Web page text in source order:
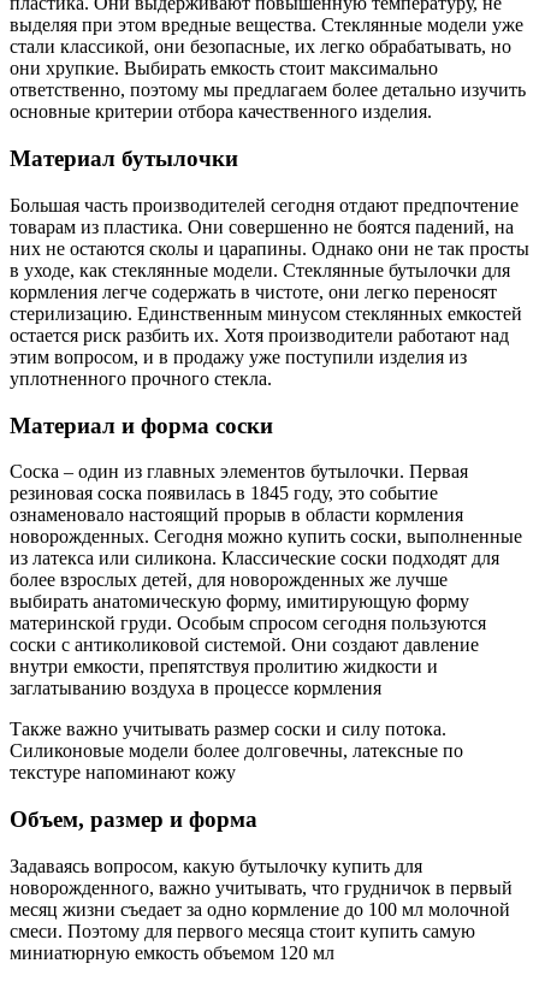
выделяя при этом вредные вещества. Стеклянные модели уже
стали классикой, они безопасные, их легко обрабатывать, но
они хрупкие. Выбирать емкость стоит максимально
ответственно, поэтому мы предлагаем более детально изучить
основные критерии отбора качественного изделия.
Материал бутылочки
Большая часть производителей сегодня отдают предпочтение
товарам из пластика. Они совершенно не боятся падений, на
них не остаются сколы и царапины. Однако они не так просты
в уходе, как стеклянные модели. Стеклянные бутылочки для
кормления легче содержать в чистоте, они легко переносят
стерилизацию. Единственным минусом стеклянных емкостей
остается риск разбить их. Хотя производители работают над
этим вопросом, и в продажу уже поступили изделия из
уплотненного прочного стекла.
Материал и форма соски
Соска – один из главных элементов бутылочки. Первая
резиновая соска появилась в 1845 году, это событие
ознаменовало настоящий прорыв в области кормления
новорожденных. Сегодня можно купить соски, выполненные
из латекса или силикона. Классические соски подходят для
более взрослых детей, для новорожденных же лучше
выбирать анатомическую форму, имитирующую форму
материнской груди. Особым спросом сегодня пользуются
соски с антиколиковой системой. Они создают давление
внутри емкости, препятствуя пролитию жидкости и
заглатыванию воздуха в процессе кормления
Также важно учитывать размер соски и силу потока.
Силиконовые модели более долговечны, латексные по
текстуре напоминают кожу
Объем, размер и форма
Задаваясь вопросом, какую бутылочку купить для
новорожденного, важно учитывать, что грудничок в первый
месяц жизни съедает за одно кормление до 100 мл молочной
смеси. Поэтому для первого месяца стоит купить самую
миниатюрную емкость объемом 120 мл